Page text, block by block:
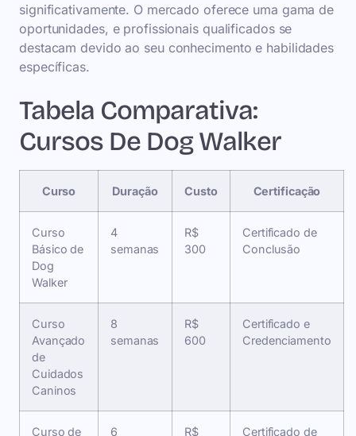
significativamente. O mercado oferece uma gama de
oportunidades, e profissionais qualificados se
destacam devido ao seu conhecimento e habilidades
específicas.
Tabela Comparativa:
Cursos De Dog Walker
Curso Duração Custo Certificação
Curso
Básico de
Dog
Walker
4
semanas
R$
300
Certificado de
Conclusão
Curso
Avançado
de
Cuidados
Caninos
8
semanas
R$
600
Certificado e
Credenciamento
Curso de 6 R$ Certificado de